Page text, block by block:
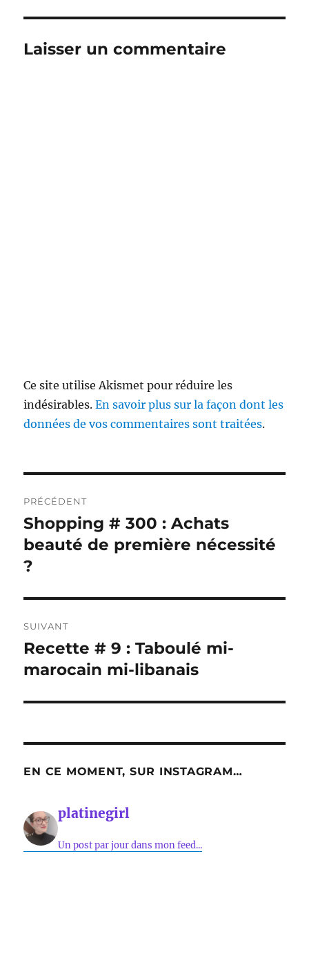
Laisser un commentaire
Ce site utilise Akismet pour réduire les
indésirables.En savoir plus sur la façon dont les
données de vos commentaires sont traitées.
de
l’article
PRÉCÉDENT
Publication
précédente :
Shopping # 300 : Achats
beauté de première nécessité
?
SUIVANT
Publication
suivante :
Recette # 9 : Taboulé mi-
marocain mi-libanais
EN CE MOMENT, SUR INSTAGRAM…
platinegirl
Un post par jour dans mon feed...